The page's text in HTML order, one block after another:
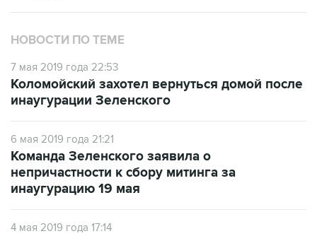
НОВОСТИ ПО ТЕМЕ
7 мая 2019 года 22:53
Коломойский захотел вернуться домой после
инаугурации Зеленского
6 мая 2019 года 21:21
Команда Зеленского заявила о
непричастности к сбору митинга за
инаугурацию 19 мая
4 мая 2019 года 17:14